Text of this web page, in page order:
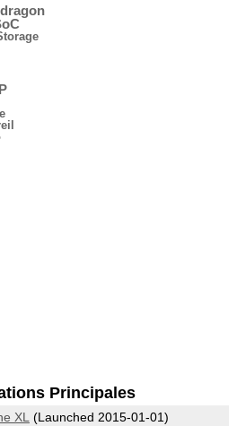
Principales
XL (Launched 2015-01-01)